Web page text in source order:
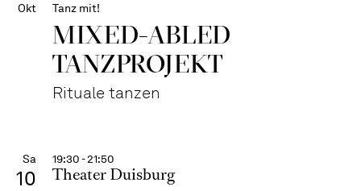
Okt Tanz mit!
MIXED-ABLED
TANZPROJEKT
Rituale tanzen
Sa
10
19:30 - 21:50
Theater Duisburg